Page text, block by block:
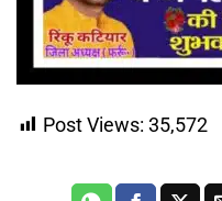
Post Views: 35,572